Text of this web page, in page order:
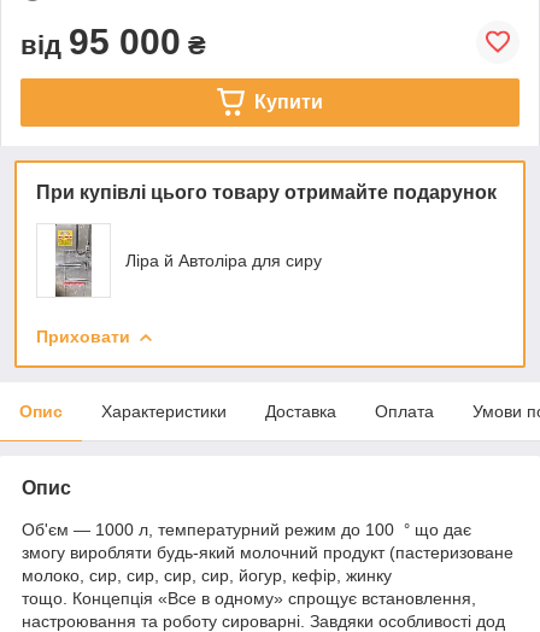
від 95 000 ₴
Купити
При купівлі цього товару отримайте подарунок
Ліра й Автоліра для сиру
Приховати
Опис Характеристики Доставка Оплата Умови
Опис
Об'єм — 1000 л, температурний режим до 100 ° що дає
змогу виробляти будь-який молочний продукт (пастеризоване
молоко, сир, сир, сир, сир, йогур, кефір, жинку
тощо. Концепція «Все в одному» спрощує встановлення,
настроювання та роботу сироварні. Завдяки особливості дод